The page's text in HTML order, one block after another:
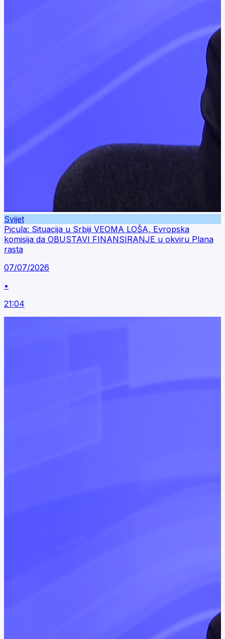
Svijet
Picula: Situacija u Srbiji VEOMA LOŠA, Evropska
komisija da OBUSTAVI FINANSIRANJE u okviru Plana
rasta
07/07/2026
•
21:04